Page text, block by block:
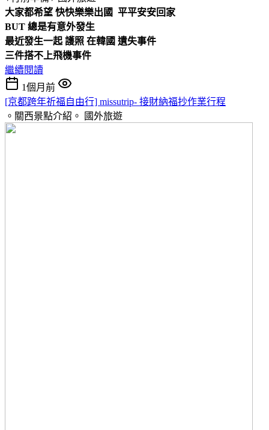
大家都希望 快快樂樂出國 平平安安回家
BUT 總是有意外發生
最近發生一起 護照 在韓國 遺失事件
三件搭不上飛機事件
繼續閱讀
1個月前
[京都跨年祈福自由行] missutrip- 接財納福抄作業行程
。關西景點介紹。
國外旅遊